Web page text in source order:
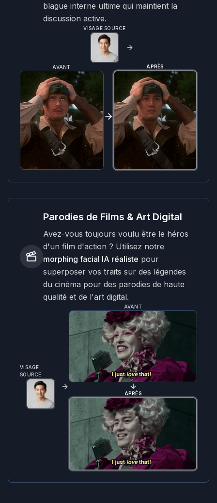
blague interne ultime qui maintient la
discussion active.
VISAGE SOURCE
AVANT APRÈS
Parodies de Films & Art Digital
Avez-vous toujours voulu être le héros
d'un film d'action ? Utilisez notre
morphing facial IA réaliste pour
superposer vos traits sur des légendes
du cinéma pour des parodies de haute
qualité et de l'art digital.
VISAGE
SOURCE
AVANT
APRÈS